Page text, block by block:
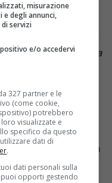
girato su
Quando si ha dentro
praticato, si ha
dell’eccellenza e
la
fondo le proprie
pellicola che
se fosseun video-
avventura. Un
e addirittura
il
rapporto a due
. Una
che si va a
che passano i
misurazione
e degli annunci,
di servizi
e/o accedervi
327 partner e le
(come cookie,
potrebbero
visualizzate e
specifico da questo
dati di
.
dati personali sulla
opporti gestendo